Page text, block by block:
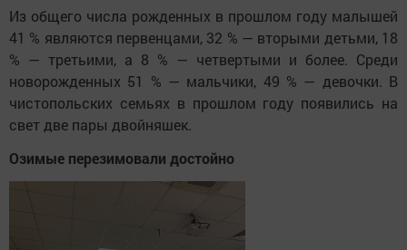
Из общего числа рожденных в прошлом году малышей
41 % являются первенцами, 32 % — вторыми детьми, 18
% — третьими, а 8 % — четвертыми и более. Среди
новорожденных 51 % — мальчики, 49 % — девочки. В
чистопольских семьях в прошлом году появились на
свет две пары двойняшек.
Озимые перезимовали достойно